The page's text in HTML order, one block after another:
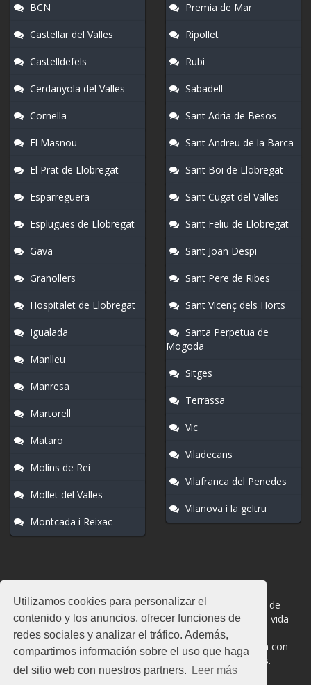
Utilizamos cookies para personalizar el
contenido y los anuncios, ofrecer funciones de
redes sociales y analizar el tráfico. Además,
compartimos información sobre el uso que haga
del sitio web con nuestros partners.
Leer más
BCN
Castellar del Valles
Castelldefels
Cerdanyola del Valles
Cornella
El Masnou
El Prat de Llobregat
Esparreguera
Esplugues de Llobregat
Gava
Granollers
Hospitalet de Llobregat
Igualada
Manlleu
Manresa
Martorell
Mataro
Molins de Rei
Mollet del Valles
Montcada i Reixac
Premia de Mar
Ripollet
Rubi
Sabadell
Sant Adria de Besos
Sant Andreu de la Barca
Sant Boi de Llobregat
Sant Cugat del Valles
Sant Feliu de Llobregat
Sant Joan Despi
Sant Pere de Ribes
Sant Vicenç dels Horts
Santa Perpetua de
Mogoda
Sitges
Terrassa
Vic
Viladecans
Vilafranca del Penedes
Vilanova i la geltru
Normas del chat
#Castellar del Valles es una sala donde participan cientos de
personas. Mantén la educación y compórtate como en la vida
real. La privacidad de los usuarios es muy importante, no
facilites información de terceros. Todas las salas cuentan con
moderadores a los que puedes dirigirte en caso de dudas.